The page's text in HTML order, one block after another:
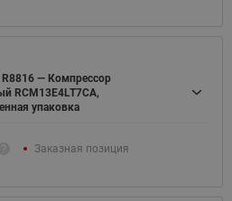
— Компрессор
RCM13E4LT7CA,
упаковка
Заказная позиция